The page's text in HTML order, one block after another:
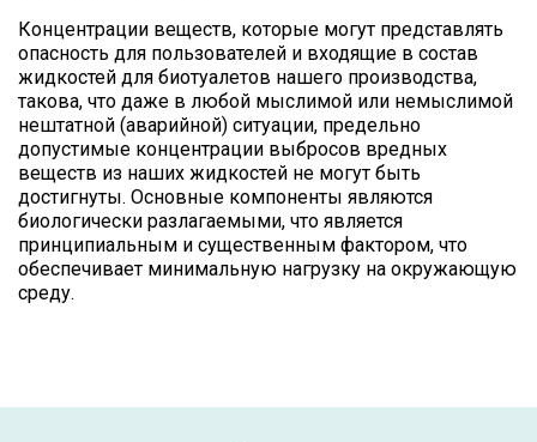
Концентрации веществ, которые могут представлять
опасность для пользователей и входящие в состав
жидкостей для биотуалетов нашего производства,
такова, что даже в любой мыслимой или немыслимой
нештатной (аварийной) ситуации, предельно
допустимые концентрации выбросов вредных
веществ из наших жидкостей не могут быть
достигнуты. Основные компоненты являются
биологически разлагаемыми, что является
принципиальным и существенным фактором, что
обеспечивает минимальную нагрузку на окружающую
среду.